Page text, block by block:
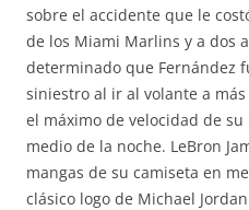
sobre el accidente que le
de los Miami Marlins y a dos
determinado que Fernández
siniestro al ir al volante a
el máximo de velocidad de
medio de la noche. LeBron
mangas de su camiseta en
clásico logo de Michael